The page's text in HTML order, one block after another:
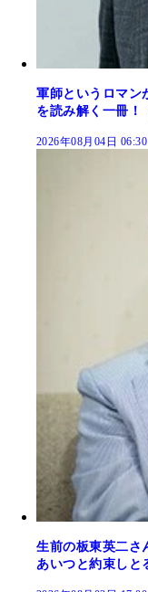
軍師というロマン
を読み解く一冊！
2026年08月04日 06:30
生前の板東英二さ
あいつと約束しと